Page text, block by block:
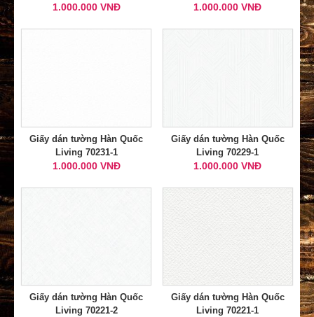
1.000.000 VNĐ 1.000.000 VNĐ
Giấy dán tường Hàn Quốc
Living 70231-1
1.000.000 VNĐ
Giấy dán tường Hàn Quốc
Living 70229-1
1.000.000 VNĐ
Giấy dán tường Hàn Quốc
Living 70221-2
Giấy dán tường Hàn Quốc
Living 70221-1